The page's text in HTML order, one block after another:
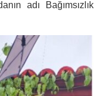
adı Bağımsızlık